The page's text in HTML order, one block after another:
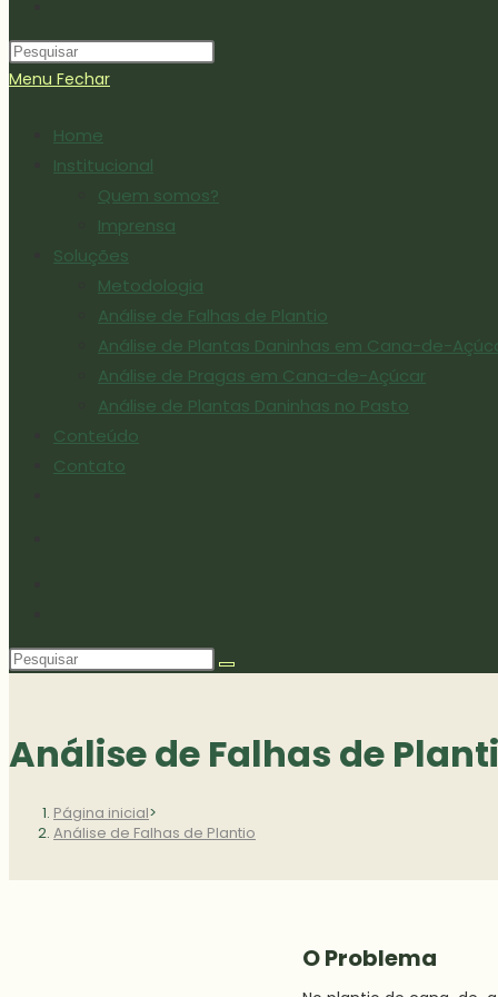
Menu Fechar
Home
Institucional
Quem somos?
Imprensa
Soluções
Metodologia
Análise de Falhas de Plantio
Análise de Plantas Daninhas em Cana-de-
Análise de Pragas em Cana-de-Açúcar
Análise de Plantas Daninhas no Pasto
Conteúdo
Contato
Análise de Falhas de
Página inicial>
Análise de Falhas de Plantio
O Problema